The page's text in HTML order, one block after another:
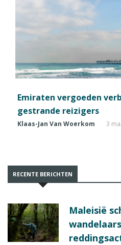
Emiraten vergoeden
gestrande reizigers
Klaas-Jan Van Woerkom 3
RECENTE BERICHTEN
Maleisië